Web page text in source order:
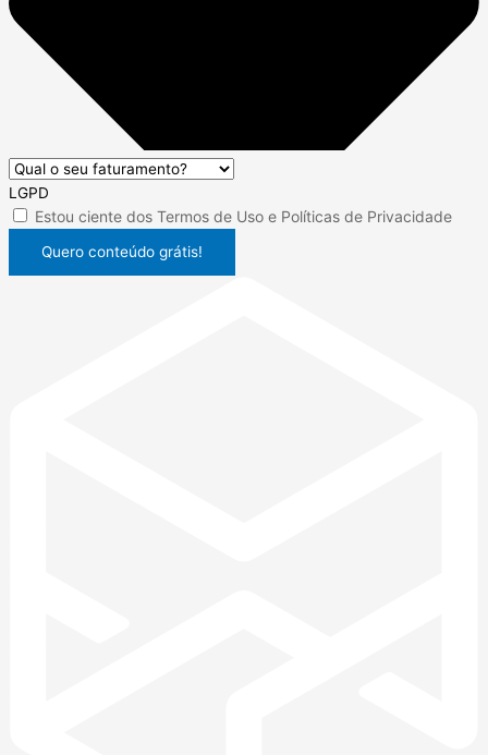
LGPD
Estou ciente dos Termos de Uso e Políticas de Privacidade
Quero conteúdo grátis!